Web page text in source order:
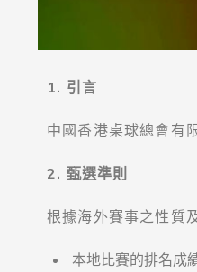
1. 引言
中國香港桌球總會有
2. 甄選準則
根據海外賽事之性質
本地比賽的排名成